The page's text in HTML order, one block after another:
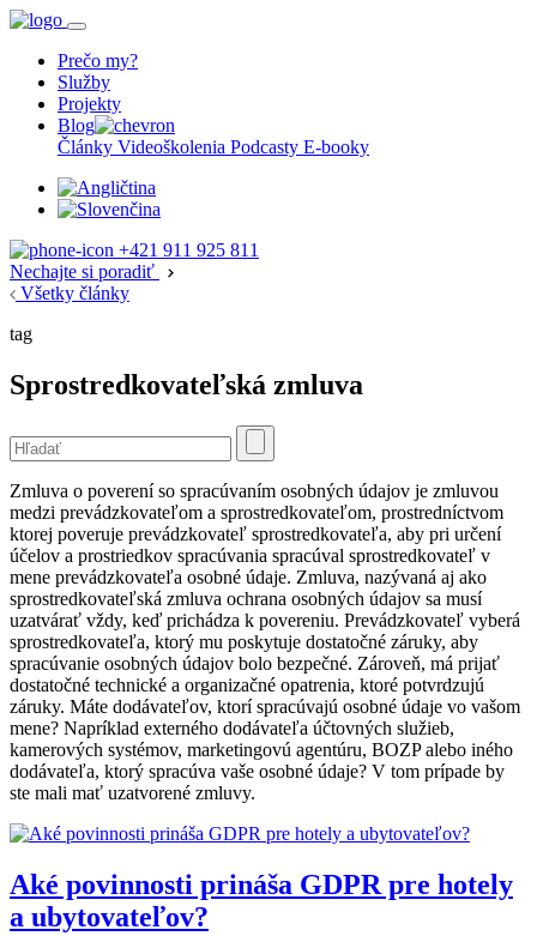
Prečo my?
Služby
Projekty
Blog
Články Videoškolenia Podcasty E-booky
+421 911 925 811
Nechajte si poradiť
Všetky články
tag
Sprostredkovateľská zmluva
Zmluva o poverení so spracúvaním osobných údajov je zmluvou
medzi prevádzkovateľom a sprostredkovateľom, prostredníctvom
ktorej poveruje prevádzkovateľ sprostredkovateľa, aby pri určení
účelov a prostriedkov spracúvania spracúval sprostredkovateľ v
mene prevádzkovateľa osobné údaje. Zmluva, nazývaná aj ako
sprostredkovateľská zmluva ochrana osobných údajov sa musí
uzatvárať vždy, keď prichádza k povereniu. Prevádzkovateľ vyberá
sprostredkovateľa, ktorý mu poskytuje dostatočné záruky, aby
spracúvanie osobných údajov bolo bezpečné. Zároveň, má prijať
dostatočné technické a organizačné opatrenia, ktoré potvrdzujú
záruky. Máte dodávateľov, ktorí spracúvajú osobné údaje vo vašom
mene? Napríklad externého dodávateľa účtovných služieb,
kamerových systémov, marketingovú agentúru, BOZP alebo iného
dodávateľa, ktorý spracúva vaše osobné údaje? V tom prípade by
ste mali mať uzatvorené zmluvy.
Aké povinnosti prináša GDPR pre hotely
a ubytovateľov?